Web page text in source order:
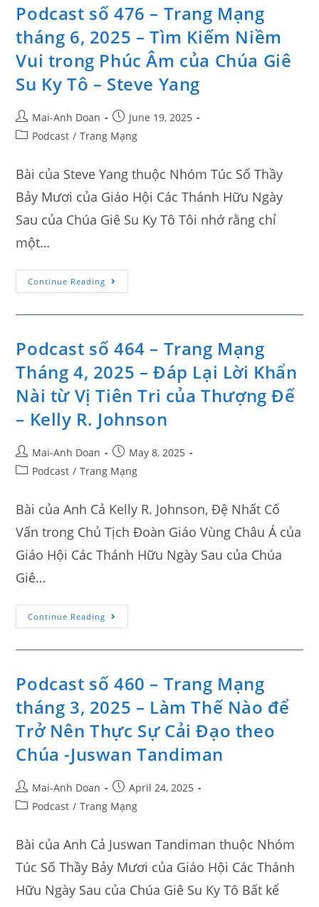
Podcast số 476 – Trang Mạng
tháng 6, 2025 – Tìm Kiếm Niềm
Vui trong Phúc Âm của Chúa Giê
Su Ky Tô – Steve Yang
Mai-Anh Doan
June 19, 2025
Podcast / Trang Mạng
Bài của Steve Yang thuộc Nhóm Túc Số Thầy
Bảy Mươi của Giáo Hội Các Thánh Hữu Ngày
Sau của Chúa Giê Su Ky Tô Tôi nhớ rằng chỉ
một…
Continue Reading
Podcast số 464 – Trang Mạng
Tháng 4, 2025 – Đáp Lại Lời Khẩn
Nài từ Vị Tiên Tri của Thượng Đế
– Kelly R. Johnson
Mai-Anh Doan
May 8, 2025
Podcast / Trang Mạng
Bài của Anh Cả Kelly R. Johnson, Đệ Nhất Cố
Vấn trong Chủ Tịch Đoàn Giáo Vùng Châu Á của
Giáo Hội Các Thánh Hữu Ngày Sau của Chúa
Giê…
Continue Reading
Podcast số 460 – Trang Mạng
tháng 3, 2025 – Làm Thế Nào để
Trở Nên Thực Sự Cải Đạo theo
Chúa -Juswan Tandiman
Mai-Anh Doan
April 24, 2025
Podcast / Trang Mạng
Bài của Anh Cả Juswan Tandiman thuộc Nhóm
Túc Số Thầy Bảy Mươi của Giáo Hội Các Thánh
Hữu Ngày Sau của Chúa Giê Su Ky Tô Bất kể